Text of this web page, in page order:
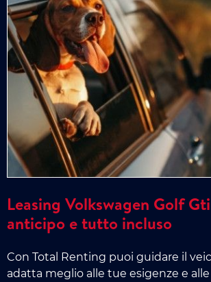
Leasing Volkswagen Golf
anticipo e tutto incluso
Con Total Renting puoi guidare il
adatta meglio alle tue esigenze e